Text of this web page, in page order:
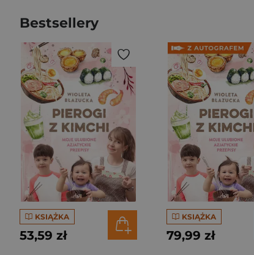
Bestsellery
KSIĄŻKA
53,59 zł
KSIĄŻKA
79,99 zł